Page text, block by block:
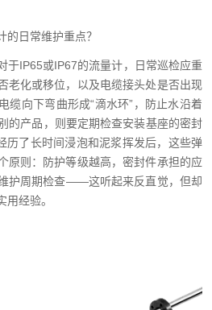
日常维护重点？
于IP65或IP67的流量计，日常巡检应重
老化或移位，以及电缆接头处是否出现
缆向下弯曲形成“滴水环”，防止水沿着
的产品，则要定期检查安装基座的密封
历了长时间浸泡和泥浆挥发后，这些弹
原则：防护等级越高，密封件承担的应
护周期检查——这听起来反直觉，但却
经验。